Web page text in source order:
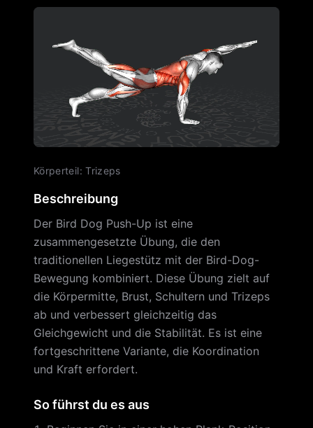
Körperteil: Trizeps
Beschreibung
Der Bird Dog Push-Up ist eine
zusammengesetzte Übung, die den
traditionellen Liegestütz mit der Bird-Dog-
Bewegung kombiniert. Diese Übung zielt auf
die Körpermitte, Brust, Schultern und Trizeps
ab und verbessert gleichzeitig das
Gleichgewicht und die Stabilität. Es ist eine
fortgeschrittene Variante, die Koordination
und Kraft erfordert.
So führst du es aus